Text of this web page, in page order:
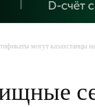
могут казахстанцы